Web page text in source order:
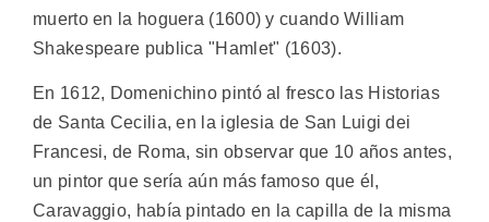
muerto en la hoguera (1600) y cuando William
Shakespeare publica "Hamlet" (1603).
En 1612, Domenichino pintó al fresco las Historias
de Santa Cecilia, en la iglesia de San Luigi dei
Francesi, de Roma, sin observar que 10 años antes,
un pintor que sería aún más famoso que él,
Caravaggio, había pintado en la capilla de la misma